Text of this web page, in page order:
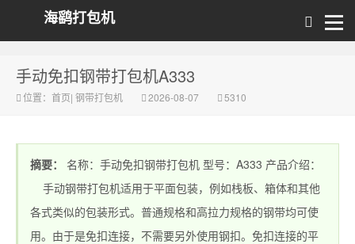
海鹞打包机
手动免扣钢带打包机A333
位置： 首页| 钢带打包机 2026-08-07 5310
摘要：
名称：手动免扣钢带打包机 型号：A333 产品介绍：
手动钢带打包机适用于平面包装，例如栈板、箱体和其他
各式类似的包装形式。普通规格和高拉力规格的钢带均可使
用。由于是免扣连接，不需要另外使用钢扣。免扣连接的平